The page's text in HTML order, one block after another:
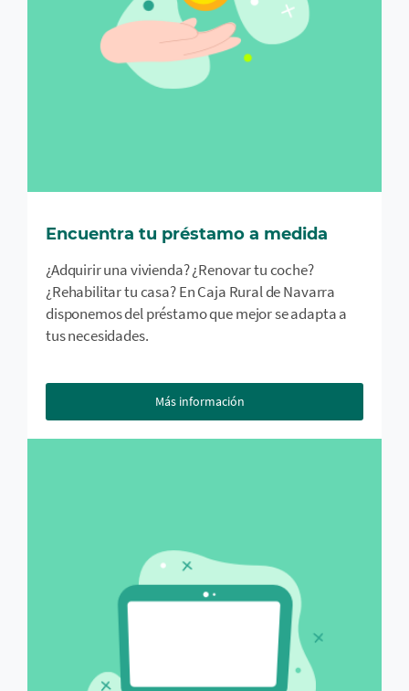
Encuentra tu préstamo a medida
¿Adquirir una vivienda? ¿Renovar tu coche?
¿Rehabilitar tu casa? En Caja Rural de Navarra
disponemos del préstamo que mejor se adapta a
tus necesidades.
Más información